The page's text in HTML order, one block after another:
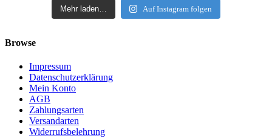
Mehr laden… Auf Instagram folgen
Browse
Impressum
Datenschutzerklärung
Mein Konto
AGB
Zahlungsarten
Versandarten
Widerrufsbelehrung